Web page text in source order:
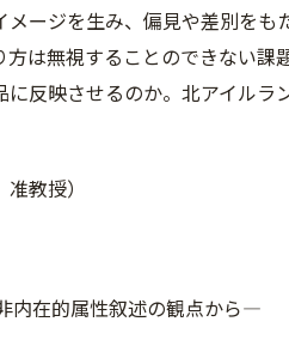
ージを生み、偏見や差別を
は無視することのできない
反映させるのか。北アイル
教授）
内在的属性叙述の観点から―